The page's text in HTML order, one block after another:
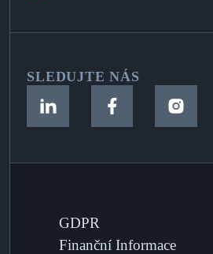
SLEDUJTE NÁS
GDPR
Finanční Informace